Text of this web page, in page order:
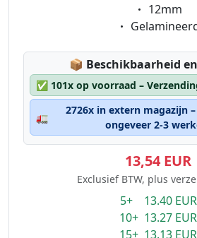
Eigenschaft:
12mm
Eigenschaft:
📦 Lagerstatus:
Beschikbaarheid
✅ 101x op voorraad –
🚛
2726x in extern magazijn
ongeveer 2-3
13,54 EUR
Exclusief BTW, plus
5+ 13.40 EUR
10+ 13.27 EUR
15+ 13.13 EUR